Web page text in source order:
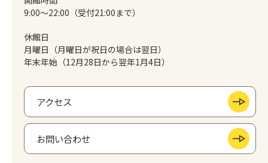
9:00～22:00（受付21:00まで）
休館日
月曜日（月曜日が祝日の場合は翌日）
年末年始（12月28日から翌年1月4日）
アクセス
お問い合わせ